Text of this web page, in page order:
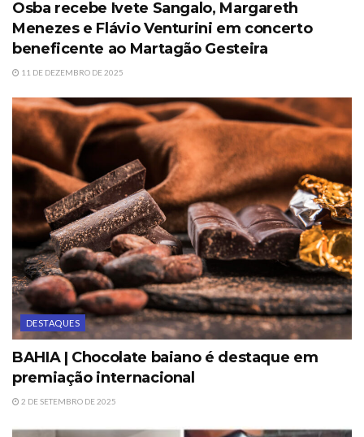
Osba recebe Ivete Sangalo, Margareth
Menezes e Flávio Venturini em concerto
beneficente ao Martagão Gesteira
11 DE DEZEMBRO DE 2025
DESTAQUES
BAHIA | Chocolate baiano é destaque em
premiação internacional
2 DE SETEMBRO DE 2025